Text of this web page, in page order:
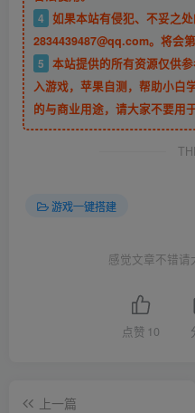
4 如果本站有侵犯、不妥之处
2834439487@qq.com。将会第
5 本站提供的所有资源仅供
入游戏，苹果自测，帮助小白
的与商业用途，请大家不要用
游戏一键搭建
感觉文章不错请
点赞 10
上一篇